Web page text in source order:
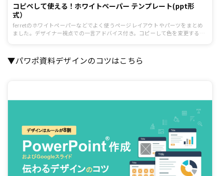
コピペして使える！ホワイトペーパー テンプレート(ppt形
式）
ferretのホワイトペーパーなどでよく使うページレイアウトやパーツをまとめ
ました。デザイナー視点での一言アドバイス付き。コピーして色を変更するな
▼パワポ資料デザインのコツはこちら